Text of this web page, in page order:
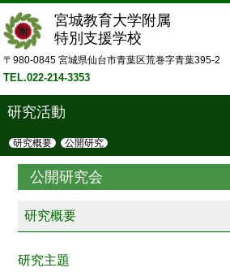
宮城教育大学附属
特別支援学校
〒980-0845 宮城県仙台市青葉区荒巻字青葉395-2
TEL.022-214-3353
研究活動
研究概要 公開研究
公開研究会
研究概要
研究主題